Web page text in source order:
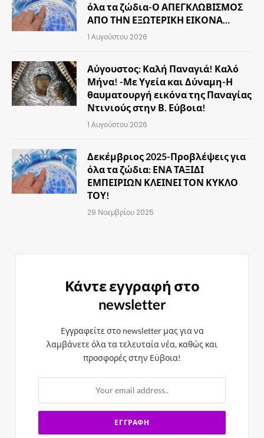
όλα τα ζώδια-Ο ΑΠΕΓΚΛΩΒΙΣΜΟΣ
ΑΠΟ ΤΗΝ ΕΞΩΤΕΡΙΚΗ ΕΙΚΟΝΑ…
1 Αυγούστου 2026
Αύγουστος: Καλή Παναγιά! Καλό
Μήνα! -Με Υγεία και Δύναμη-Η
θαυματουργή εικόνα της Παναγίας
Ντινιούς στην Β. Εύβοια!
1 Αυγούστου 2026
Δεκέμβριος 2025-Προβλέψεις για
όλα τα ζώδια: ΕΝΑ ΤΑΞΙΔΙ
ΕΜΠΕΙΡΙΩΝ ΚΛΕΙΝΕΙ ΤΟΝ ΚΥΚΛΟ
ΤΟΥ!
29 Νοεμβρίου 2025
Κάντε εγγραφή στο
newsletter
Εγγραφείτε στο newsletter μας για να
λαμβάνετε όλα τα τελευταία νέα, καθώς και
προσφορές στην Εϋβοια!